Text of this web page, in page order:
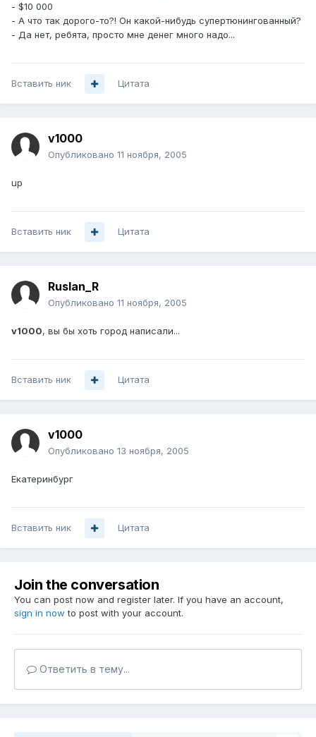
- $10 000
- А что так дорого-то?! Он какой-нибудь супертюнингованный?
- Да нет, ребята, просто мне денег много надо...
Вставить ник Цитата
v1000
Опубликовано 11 ноября, 2005
up
Вставить ник Цитата
Ruslan_R
Опубликовано 11 ноября, 2005
v1000, вы бы хоть город написали...
Вставить ник Цитата
v1000
Опубликовано 13 ноября, 2005
Екатеринбург
Вставить ник Цитата
Join the conversation
You can post now and register later. If you have an account,
sign in now to post with your account.
Ответить в тему...